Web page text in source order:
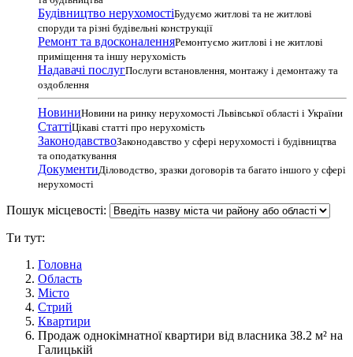
Будівництво нерухомостіБудуємо житлові та не житлові
споруди та різні будівельні конструкції
Ремонт та вдосконаленняРемонтуємо житлові і не житлові
приміщення та іншу нерухомість
Надавачі послугПослуги встановлення, монтажу і демонтажу та
оздоблення
НовиниНовини на ринку нерухомості Львівської області і України
СтаттіЦікаві статті про нерухомість
ЗаконодавствоЗаконодавство у сфері нерухомості і будівництва
та оподаткування
ДокументиДіловодство, зразки договорів та багато іншого у сфері
нерухомості
Пошук місцевості:
Ти тут:
Головна
Область
Місто
Стрий
Квартири
Продаж однокімнатної квартири від власника 38.2 м² на
Галицькій